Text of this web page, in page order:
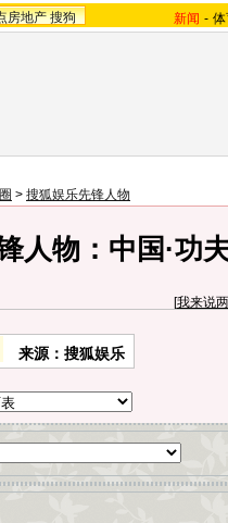
房地产 搜狗 新闻 -
> 搜狐娱乐先锋人物
人物：中国·功
[我来说
来源：搜狐娱乐